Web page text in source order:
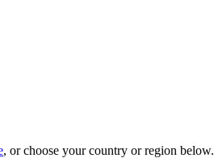
, or choose your country or region below.